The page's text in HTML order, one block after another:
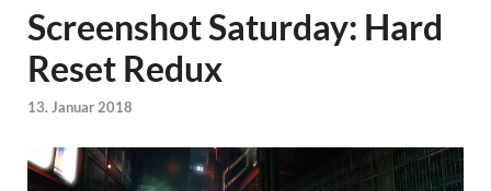
Screenshot Saturday: Hard
Reset Redux
13. Januar 2018